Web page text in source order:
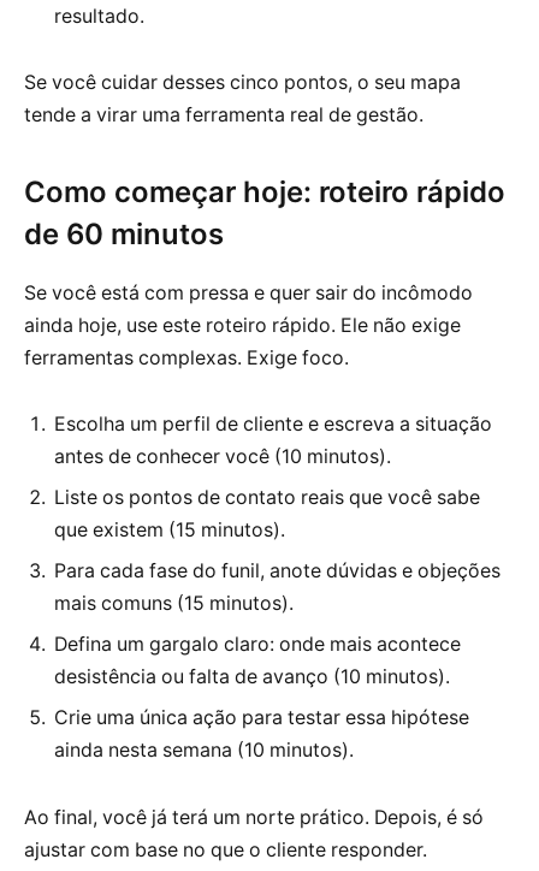
resultado.
Se você cuidar desses cinco pontos, o seu mapa
tende a virar uma ferramenta real de gestão.
Como começar hoje: roteiro rápido
de 60 minutos
Se você está com pressa e quer sair do incômodo
ainda hoje, use este roteiro rápido. Ele não exige
ferramentas complexas. Exige foco.
Escolha um perfil de cliente e escreva a situação
antes de conhecer você (10 minutos).
Liste os pontos de contato reais que você sabe
que existem (15 minutos).
Para cada fase do funil, anote dúvidas e objeções
mais comuns (15 minutos).
Defina um gargalo claro: onde mais acontece
desistência ou falta de avanço (10 minutos).
Crie uma única ação para testar essa hipótese
ainda nesta semana (10 minutos).
Ao final, você já terá um norte prático. Depois, é só
ajustar com base no que o cliente responder.